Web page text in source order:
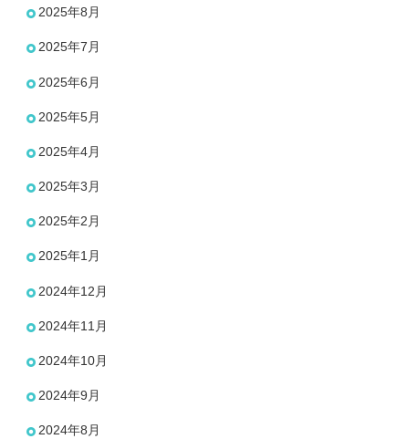
2025年8月
2025年7月
2025年6月
2025年5月
2025年4月
2025年3月
2025年2月
2025年1月
2024年12月
2024年11月
2024年10月
2024年9月
2024年8月